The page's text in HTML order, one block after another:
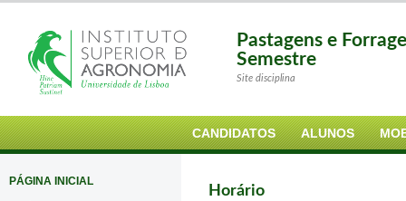
Pastagens e
Semestre
Site disciplina
CANDIDATOS ALUNOS
PÁGINA INICIAL
Horário